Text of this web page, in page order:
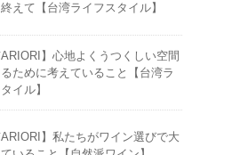
えて【台湾ライフスタイル】
ARIORI】心地よくうつくしい空間
ために考えていること【台湾ラ
イル】
ARIORI】私たちがワイン選びで大